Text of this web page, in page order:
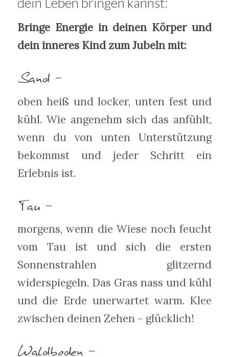
Bringe Energie in deinen Körper und
dein inneres Kind zum Jubeln mit:
Sand –
oben heiß und locker, unten fest und
kühl. Wie angenehm sich das anfühlt,
wenn du von unten Unterstützung
bekommst und jeder Schritt ein
Erlebnis ist.
Tau –
morgens, wenn die Wiese noch feucht
vom Tau ist und sich die ersten
Sonnenstrahlen glitzernd
widerspiegeln. Das Gras nass und kühl
und die Erde unerwartet warm. Klee
zwischen deinen Zehen – glücklich!
Waldboden –